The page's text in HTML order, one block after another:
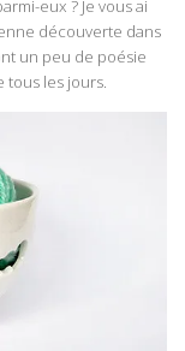
eux ? Je vous ai
découverte dans
un peu de poésie
tous les jours.